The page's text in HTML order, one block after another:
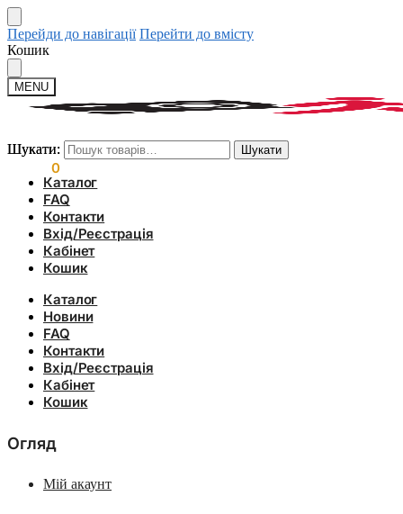
Перейди до навігації Перейти до вмісту
Кошик
MENU
Шукати: Шукати
0
Шукати: Шукати
Каталог
FAQ
Контакти
Вхід/Реєстрація
Кабінет
Кошик
Каталог
Новини
FAQ
Контакти
Вхід/Реєстрація
Кабінет
Кошик
Огляд
Мій акаунт